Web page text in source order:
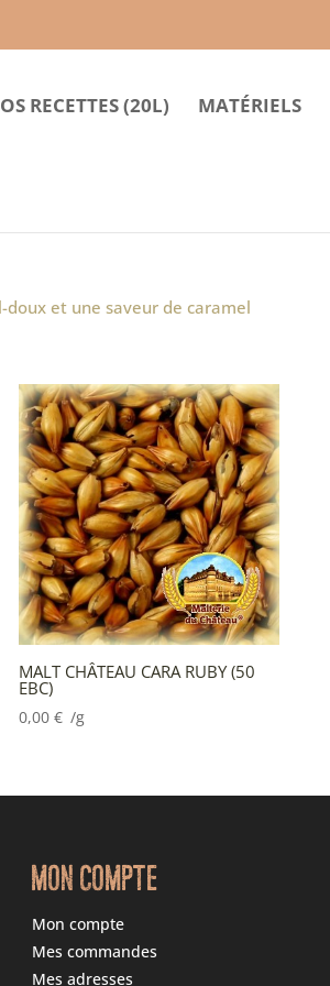
RECETTES (20L) MATÉRIELS
et une saveur de caramel
MALT CHÂTEAU CARA RUBY (50
EBC)
0,00€ /g
MON COMPTE
Mon compte
Mes commandes
Mes adresses